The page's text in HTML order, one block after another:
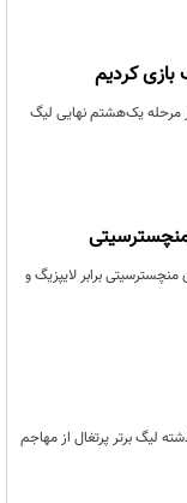
بازی کردیم
مرحله یک‌هشتم نهایی لیگ
برابر لایپزیگ و
گذشته لیگ برتر پرتغال از مهاجم